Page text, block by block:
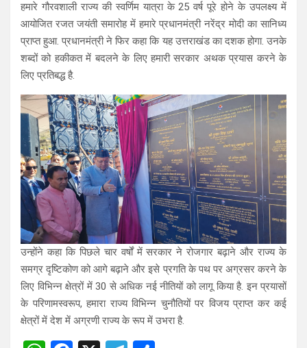
हमारे गौरवशाली राज्य की स्वर्णिम यात्रा के 25 वर्ष पूरे होने के उपलक्ष्य में
आयोजित रजत जयंती समारोह में हमारे प्रधानमंत्री नरेंद्र मोदी का सानिध्य
प्राप्त हुआ. प्रधानमंत्री ने फिर कहा कि यह उत्तराखंड का दशक होगा. उनके
शब्दों को हकीकत में बदलने के लिए हमारी सरकार अथक प्रयास करने के
लिए प्रतिबद्ध है.
उन्होंने कहा कि पिछले चार वर्षों में सरकार ने रोजगार बढ़ाने और राज्य के
समग्र दृष्टिकोण को आगे बढ़ाने और इसे प्रगति के पथ पर अग्रसर करने के
लिए विभिन्न क्षेत्रों में 30 से अधिक नई नीतियों को लागू किया है. इन प्रयासों
के परिणामस्वरूप, हमारा राज्य विभिन्न चुनौतियों पर विजय प्राप्त कर कई
क्षेत्रों में देश में अग्रणी राज्य के रूप में उभरा है.